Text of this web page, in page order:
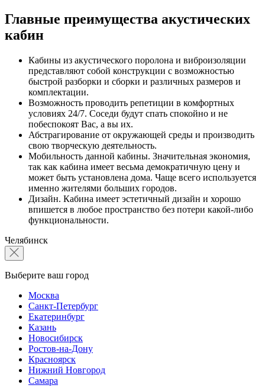
Главные преимущества акустических
кабин
Кабины из акустического поролона и виброизоляции
представляют собой конструкции с возможностью
быстрой разборки и сборки и различных размеров и
комплектации.
Возможность проводить репетиции в комфортных
условиях 24/7. Соседи будут спать спокойно и не
побеспокоят Вас, а вы их.
Абстрагирование от окружающей среды и производить
свою творческую деятельность.
Мобильность данной кабины. Значительная экономия,
так как кабина имеет весьма демократичную цену и
может быть установлена дома. Чаще всего используется
именно жителями больших городов.
Дизайн. Кабина имеет эстетичный дизайн и хорошо
впишется в любое пространство без потери какой-либо
функциональности.
Челябинск
Выберите ваш город
Москва
Санкт-Петербург
Екатеринбург
Казань
Новосибирск
Ростов-на-Дону
Красноярск
Нижний Новгород
Самара